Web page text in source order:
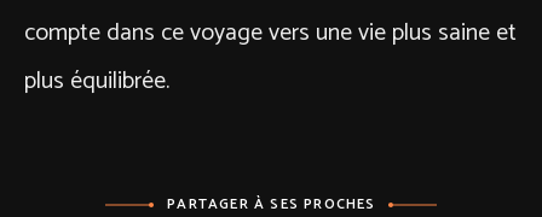
compte dans ce voyage vers une vie plus saine et
plus équilibrée.
PARTAGER À SES PROCHES